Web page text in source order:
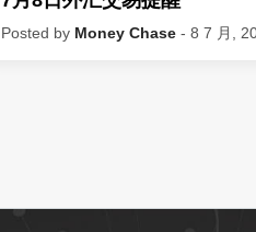
Posted by Money Chase - 8 7 月,